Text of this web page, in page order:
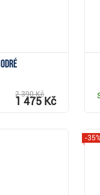
2 390 Kč
1 475 Kč
-